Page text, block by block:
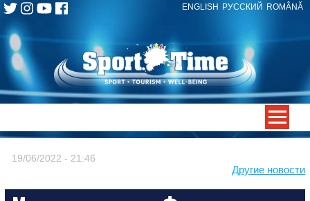
ENGLISH РУССКИЙ ROMÂNĂ
Skip
content
Другие новости
19/06/2022 - 21:46